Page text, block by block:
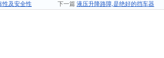
性及安全性 下一篇 液压升降路障,是绝好的挡车器